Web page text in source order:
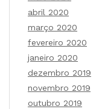
abril 2020
março 2020
fevereiro 2020
janeiro 2020
dezembro 2019
novembro 2019
outubro 2019